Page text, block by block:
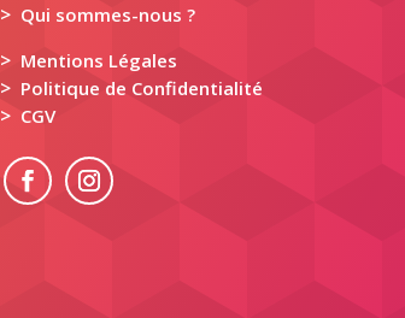
> Qui sommes-nous ?
> Mentions Légales
> Politique de Confidentialité
> CGV